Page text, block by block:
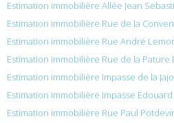
Estimation immobilière Allée Jean
Estimation immobilière Rue de la
Estimation immobilière Rue André
Estimation immobilière Rue de la Pature
Estimation immobilière Impasse de la
Estimation immobilière Impasse
Estimation immobilière Rue Paul